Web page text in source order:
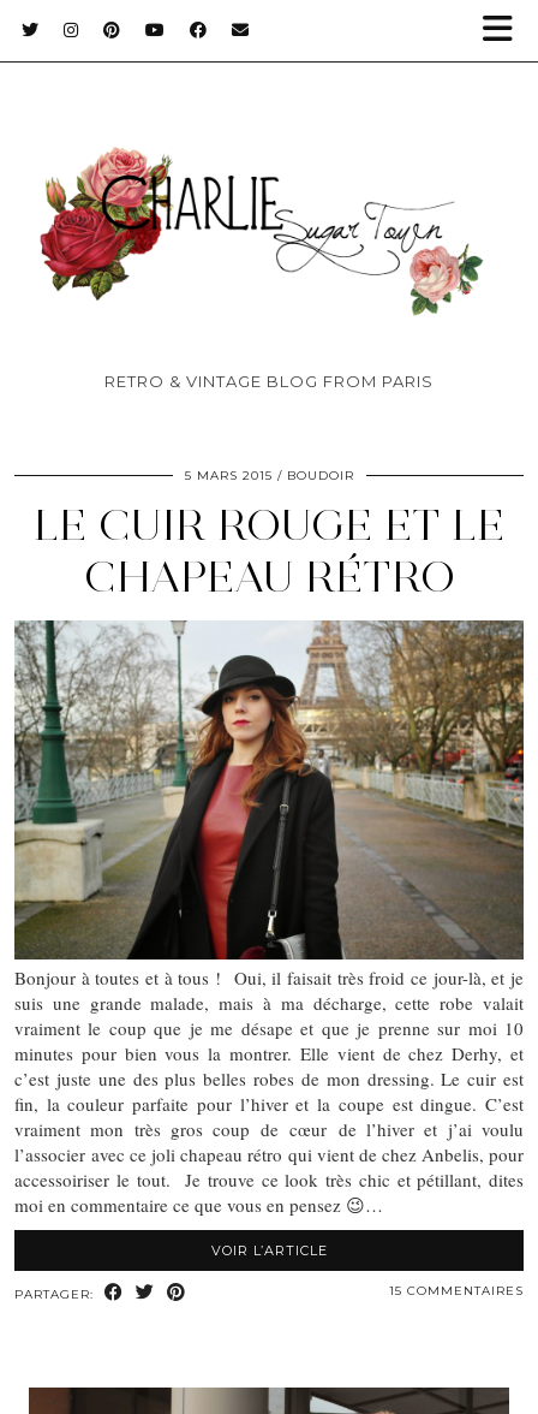
RETRO & VINTAGE BLOG FROM PARIS
5 MARS 2015 BOUDOIR
LE CUIR ROUGE ET LE
CHAPEAU RÉTRO
Bonjour à toutes et à tous ! Oui, il faisait très froid ce jour-là, et je
suis une grande malade, mais à ma décharge, cette robe valait
vraiment le coup que je me désape et que je prenne sur moi 10
minutes pour bien vous la montrer. Elle vient de chez Derhy, et
c’est juste une des plus belles robes de mon dressing. Le cuir est
fin, la couleur parfaite pour l’hiver et la coupe est dingue. C’est
vraiment mon très gros coup de cœur de l’hiver et j’ai voulu
l’associer avec ce joli chapeau rétro qui vient de chez Anbelis, pour
accessoiriser le tout. Je trouve ce look très chic et pétillant, dites
moi en commentaire ce que vous en pensez 😉…
VOIR L’ARTICLE
PARTAGER: 15 COMMENTAIRES